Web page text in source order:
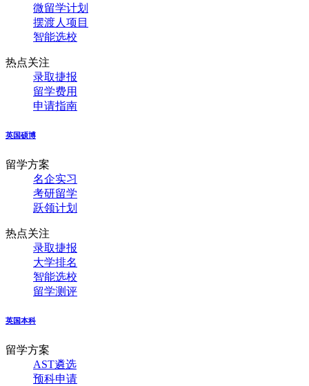
微留学计划
摆渡人项目
智能选校
热点关注
录取捷报
留学费用
申请指南
英国硕博
留学方案
名企实习
考研留学
跃领计划
热点关注
录取捷报
大学排名
智能选校
留学测评
英国本科
留学方案
AST遴选
预科申请